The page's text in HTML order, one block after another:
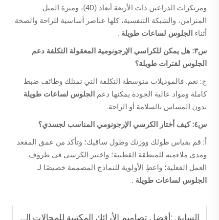
ومرتكزات الذراعين ذات الأربعة أبعاد (4D)، وميزة الميل
المتزامن، والشبكة التنفسية، كلها عناصر أساسية للراحة والصحة
أثناء الجلوس لساعات طويلة .
س٣: هل يمكن للكراسي الإرجونومية المعقولة التكلفة دعم
الجلوس لفترات طويلة؟
ج: نعم. فالموديلات متوسطة التكلفة التي تمتلك وظائف ضبط
كاملة ومواد عالية الجودة يمكنها دعم الجلوس لساعات طويلة
بدون المساس بالسلامة أو الراحة.
س٤: كيف أختار الكرسي الإرجونومي المناسب لجسدي؟
أ: قم بقياس طولك ووزنك وطول ساقيك؛ وتأكد من عمق المقعد
ومدى ملاءمته للمنطقة القطنية؛ واختبر الكرسي في ظروف
العمل الفعلية؛ واعطِ الأولوية للنماذج المصممة خصيصًا لـ
الجلوس لساعات طويلة .
السابق :أفضل تصاميم الأرائك المكتبية للمجالات التعاونية